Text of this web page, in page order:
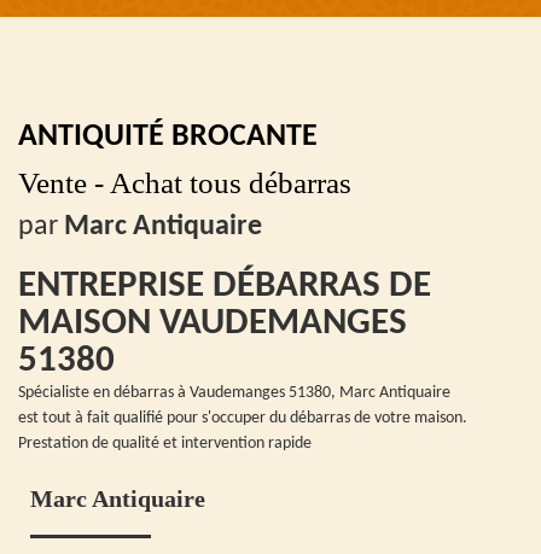
ANTIQUITÉ BROCANTE
Vente - Achat tous débarras
par Marc Antiquaire
ENTREPRISE DÉBARRAS DE
MAISON VAUDEMANGES
51380
Spécialiste en débarras à Vaudemanges 51380, Marc Antiquaire
est tout à fait qualifié pour s'occuper du débarras de votre maison.
Prestation de qualité et intervention rapide
Marc Antiquaire